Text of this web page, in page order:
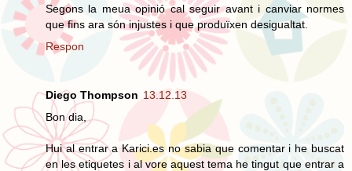
Segons la meua opinió cal seguir avant i canviar normes
que fins ara són injustes i que produïxen desigualtat.
Respon
Diego Thompson 13.12.13
Bon dia,
Hui al entrar a Karici.es no sabia que comentar i he buscat
en les etiquetes i al vore aquest tema he tingut que entrar a